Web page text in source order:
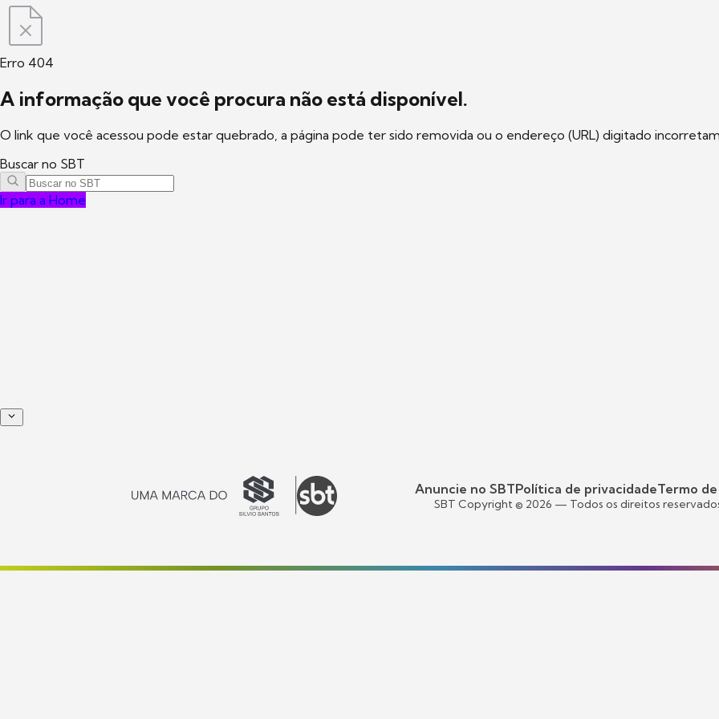
Erro 404
A informação que você procura não está disponível.
O link que você acessou pode estar quebrado, a página pode ter sido removida ou o endereço (URL) digitado
Buscar no SBT
Ir para a Home
Anuncie no SBTPolítica de privacidadeTermo de
SBT Copyright © 2026 — Todos os direitos